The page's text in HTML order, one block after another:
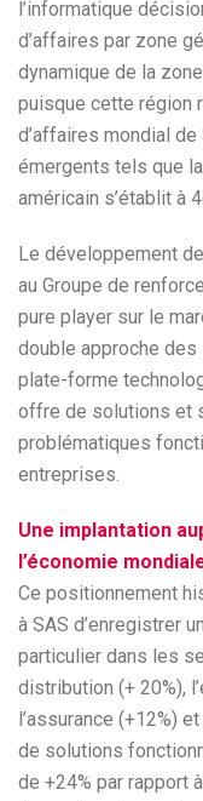
l’informatique
d’affaires par zone
dynamique de la
puisque cette région
d’affaires mondial de
émergents tels que
américain s’établit à
Le développement
au Groupe de
pure player sur le
double approche
plate-forme
offre de solutions et
problématiques
entreprises.
Une implantation
l’économie
Ce positionnement
à SAS d’enregistrer
particulier dans les
distribution (+ 20%),
l’assurance (+12%)
de solutions
de +24% par rapport